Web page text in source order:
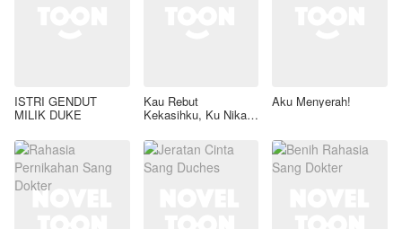
ISTRI GENDUT
MILIK DUKE
Kau Rebut
Kekasihku, Ku Nikahi
Aku Menyerah!